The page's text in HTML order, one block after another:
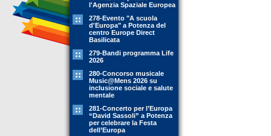
l'Agenzia Spaziale Europea
278-Evento "A scuola
d'Europa" a Potenza del
centro Europe Direct
Basilicata
279-Bandi programma Life
2026
280-Concorso musicale
Music@Mens 2026 su
inclusione sociale e salute
mentale
281-Concerto per l’Europa
“David Sassoli” a Potenza
per celebrare la Festa
dell’Europa